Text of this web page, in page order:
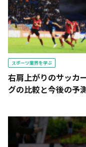
スポーツ業界を学ぶ
右肩上がりのサッカ
グの比較と今後の予